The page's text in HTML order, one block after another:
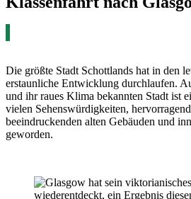
Die größte Stadt Schottlands hat in den
erstaunliche Entwicklung durchlaufen.
und ihr raues Klima bekannten Stadt ist
vielen Sehenswürdigkeiten,
beeindruckenden alten Gebäuden und
geworden.